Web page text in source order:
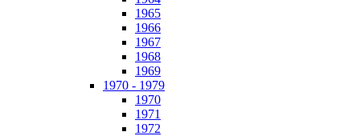
1965
1966
1967
1968
1969
1970 - 1979
1970
1971
1972